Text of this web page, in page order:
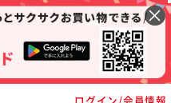
ログイン/会員情報